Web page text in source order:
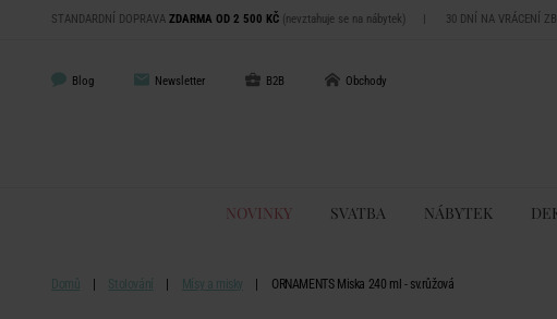
STANDARDNÍ DOPRAVA ZDARMA OD 2 500 KČ (nevztahuje se na nábytek) | 30 DNÍ NA VRÁCENÍ
Blog Newsletter B2B Obchody
NOVINKY SVATBA NÁBYTEK
Domů Stolování Mísy a misky ORNAMENTS Miska 240 ml - sv.růžová